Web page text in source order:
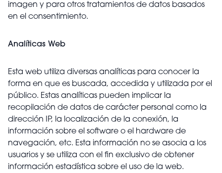
imagen y para otros tratamientos de datos basados ​​
en el consentimiento.
Analíticas Web
Esta web utiliza diversas analíticas para conocer la
forma en que es buscada, accedida y utilizada por el
público. Estas analíticas pueden implicar la
recopilación de datos de carácter personal como la
dirección IP, la localización de la conexión, la
información sobre el software o el hardware de
navegación, etc. Esta información no se asocia a los
usuarios y se utiliza con el fin exclusivo de obtener
información estadística sobre el uso de la web.